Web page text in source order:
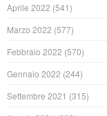
Aprile 2022 (541)
Marzo 2022 (577)
Febbraio 2022 (570)
Gennaio 2022 (244)
Settembre 2021 (315)